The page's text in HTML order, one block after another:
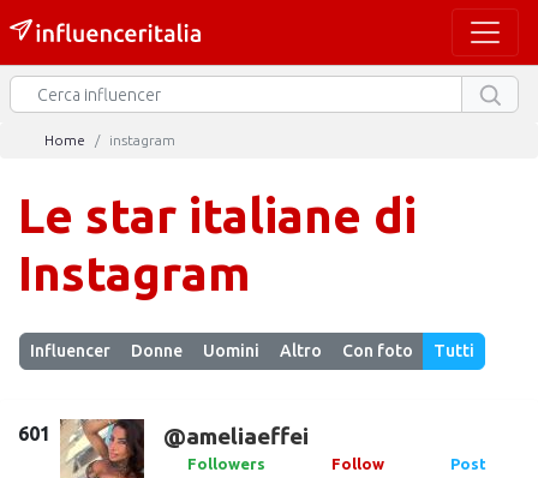
Home instagram
Le star italiane di
Instagram
Influencer Donne Uomini Altro Con foto Tutti
601 @ameliaeffei
Followers Follow Post